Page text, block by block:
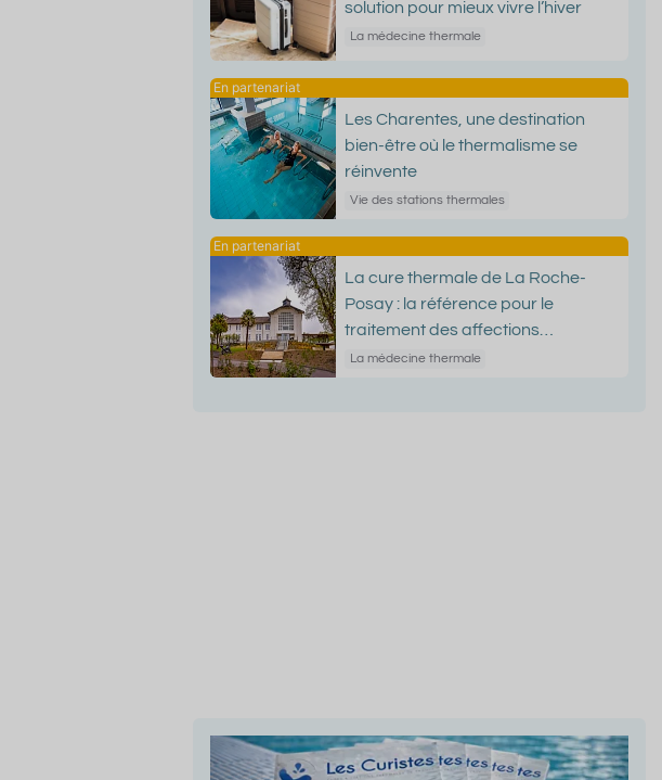
solution pour mieux vivre l’hiver
La médecine thermale
Les Charentes, une destination
bien-être où le thermalisme se
réinvente
Vie des stations thermales
La cure thermale de La Roche-
Posay : la référence pour le
traitement des affections
dermatologiques
La médecine thermale